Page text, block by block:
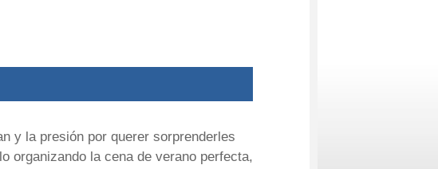
y la presión por querer sorprenderles
organizando la cena de verano perfecta,